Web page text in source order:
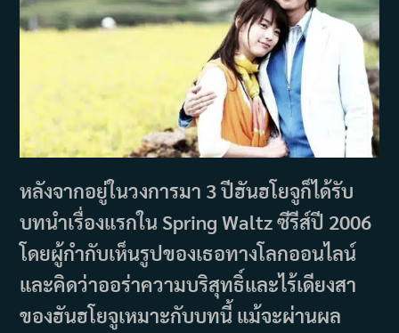
หลังจากอยู่ในวงการมา 3 ปีฮันฮโยจูก็ได้รับ
บทนำเรื่องแรกใน Spring Waltz ซีรีส์ปี 2006
โดยผู้กำกับเห็นรูปของเธอทางโลกออนไลน์
และคิดว่าออร่าความบริสุทธิ์และไร้เดียงสา
ของฮันฮโยจูเหมาะกับบทนี้ แม้จะผ่านผล